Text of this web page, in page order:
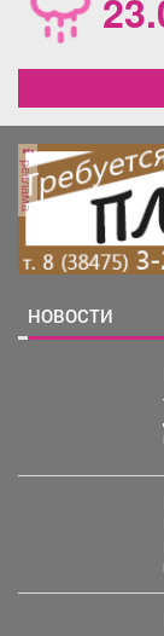
реклама
НОВОСТИ